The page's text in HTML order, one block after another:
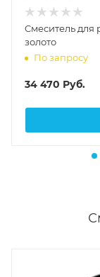
Cмеситель для
золото
По запросу
34 470 Руб.